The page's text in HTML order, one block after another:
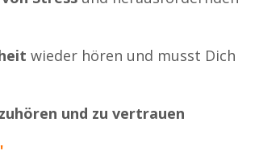
wieder hören und musst Dich
und zu vertrauen